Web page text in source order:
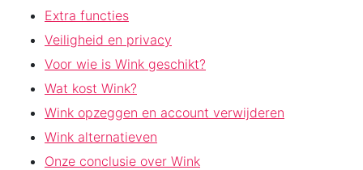
Extra functies
Veiligheid en privacy
Voor wie is Wink geschikt?
Wat kost Wink?
Wink opzeggen en account verwijderen
Wink alternatieven
Onze conclusie over Wink